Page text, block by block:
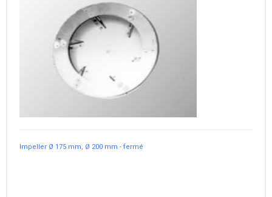
Impeller Ø 175 mm, Ø 200 mm - fermé